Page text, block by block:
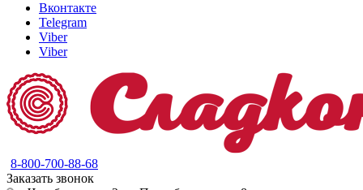
Вконтакте
Telegram
Viber
Viber
8-800-700-88-68
Заказать звонок